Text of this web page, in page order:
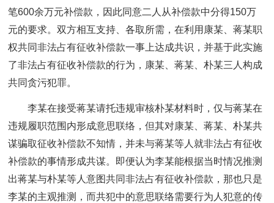
笔600余万元补偿款，因此同意二人从补偿款中分得150万
元的要求。双方相互支持、各取所需，在利用康某、蒋某职
权共同非法占有征收补偿款一事上达成共识，并基于此实施
了非法占有征收补偿款的行为，康某、蒋某、朴某三人构成
共同贪污犯罪。
李某在接受蒋某请托违规审核朴某材料时，仅与蒋某在
违规履职范围内形成意思联络，但其对康某、蒋某、朴某共
谋骗取征收补偿款不知情，并未与蒋某等人就非法占有征收
补偿款的事情形成共谋。即便认为李某能根据当时情况推测
出蒋某与朴某等人意图共同非法占有征收补偿款，那也只是
李某的主观推测，而共犯中的意思联络需要行为人犯意的传